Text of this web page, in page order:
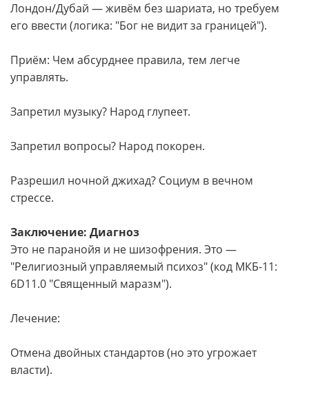
Лондон/Дубай — живём без шариата, но требуем
его ввести (логика: "Бог не видит за границей").
Приём: Чем абсурднее правила, тем легче
управлять.
Запретил музыку? Народ глупеет.
Запретил вопросы? Народ покорен.
Разрешил ночной джихад? Социум в вечном
стрессе.
Заключение: Диагноз
Это не паранойя и не шизофрения. Это —
"Религиозный управляемый психоз" (код МКБ-11:
6D11.0 "Священный маразм").
Лечение:
Отмена двойных стандартов (но это угрожает
власти).